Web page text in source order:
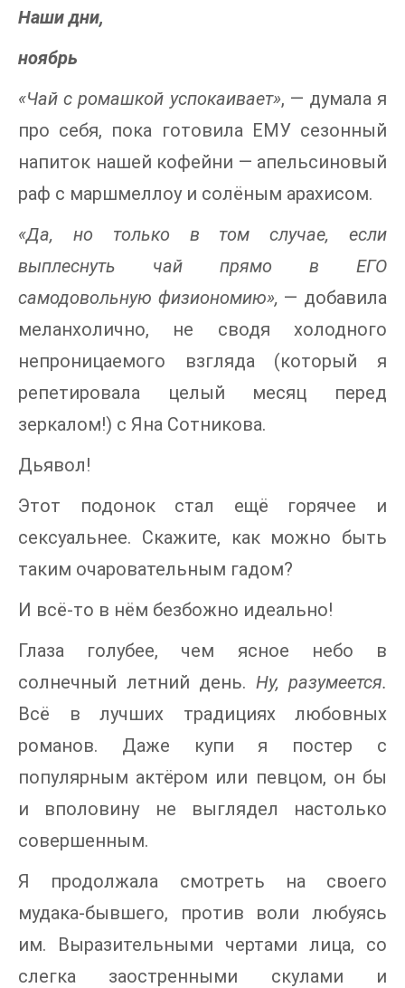
Наши дни,
ноябрь
«Чай с ромашкой успокаивает», — думала я
про себя, пока готовила ЕМУ сезонный
напиток нашей кофейни — апельсиновый
раф с маршмеллоу и солёным арахисом.
«Да, но только в том случае, если
выплеснуть чай прямо в ЕГО
самодовольную физиономию», — добавила
меланхолично, не сводя холодного
непроницаемого взгляда (который я
репетировала целый месяц перед
зеркалом!) с Яна Сотникова.
Дьявол!
Этот подонок стал ещё горячее и
сексуальнее. Скажите, как можно быть
таким очаровательным гадом?
И всё-то в нём безбожно идеально!
Глаза голубее, чем ясное небо в
солнечный летний день. Ну, разумеется.
Всё в лучших традициях любовных
романов. Даже купи я постер с
популярным актёром или певцом, он бы
и вполовину не выглядел настолько
совершенным.
Я продолжала смотреть на своего
мудака-бывшего, против воли любуясь
им. Выразительными чертами лица, со
слегка заостренными скулами и